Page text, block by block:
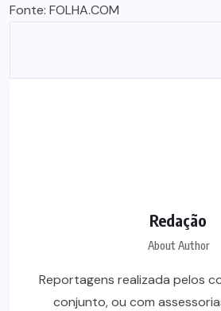
Fonte: FOLHA.COM
Redação
About Author
Reportagens realizada pelos
conjunto, ou com